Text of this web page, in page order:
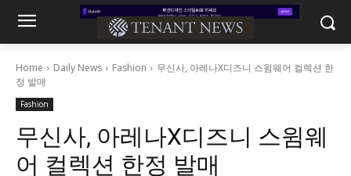
Home Daily News Fashion
무신사, 아레나X디즈니 스윔웨어 컬렉션 한
정 발매
Fashion
무신사, 아레나X디즈니 스윔웨
어 컬렉션 한정 발매